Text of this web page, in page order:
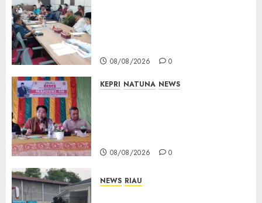
08/08/2026 0
KEPRI NATUNA NEWS
08/08/2026 0
NEWS RIAU